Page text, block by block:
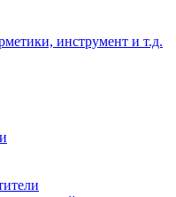
инструмент и т.д.